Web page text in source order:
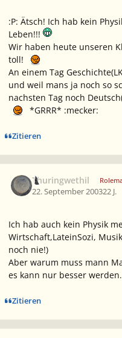
:P: Ätsch! Ich hab kein
Leben!!!
Wir haben heute unseren
toll!
An einem Tag
und weil mans ja noch so
nachsten Tag noch
*GRRR* :mecker:
Zitieren
Thuringwethil
22. September 200322 J.
Ich hab auch kein Physik
Wirtschaft,LateinSozi,
noch nie!)
Aber warum muss mann
es kann nur besser
Zitieren